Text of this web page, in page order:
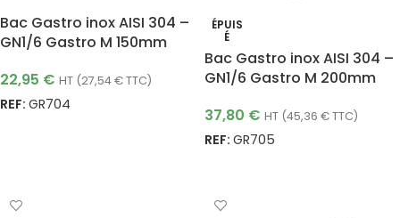
Bac Gastro inox AISI 304 –
GN1/6 Gastro M 150mm
22,95 € HT (27,54€TTC)
REF: GR704
ÉPUIS
É
Bac Gastro inox AISI 304 –
GN1/6 Gastro M 200mm
37,80 € HT (45,36 €TTC)
REF: GR705